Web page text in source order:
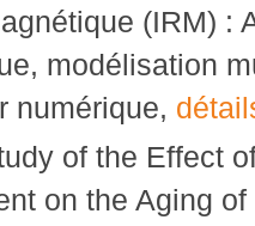
(IRM) :
modélisation
numérique,
of the Effect
on the Aging